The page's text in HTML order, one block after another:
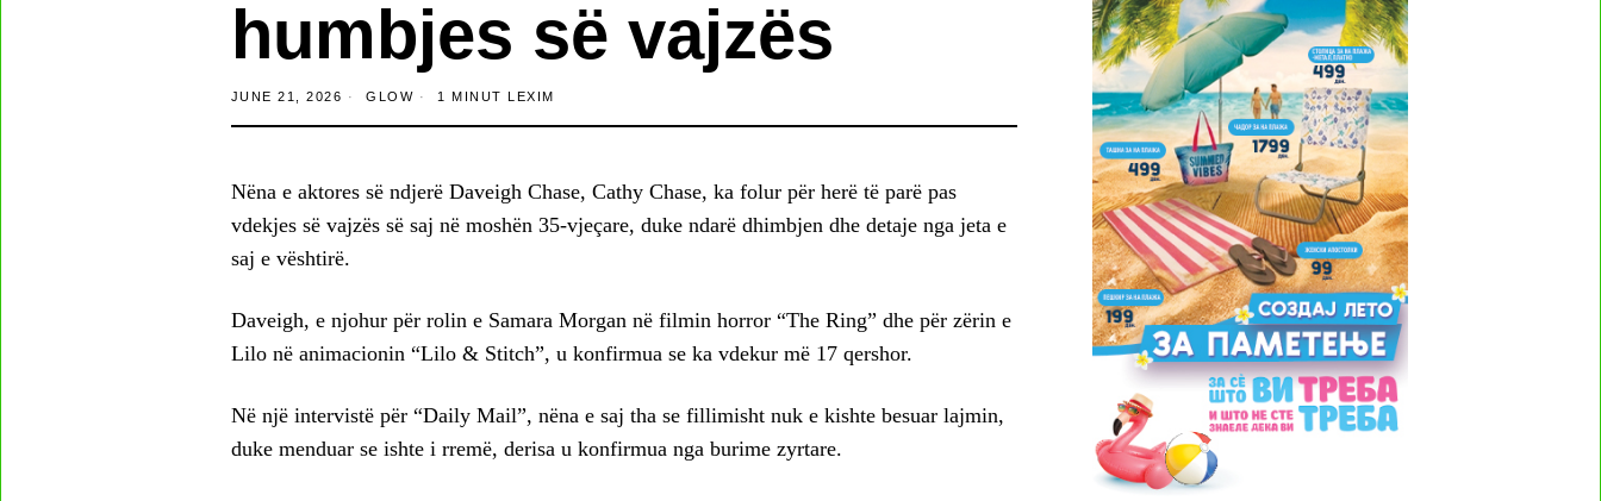
humbjes së vajzës
JUNE 21, 2026 GLOW 1 MINUT LEXIM
Nëna e aktores së ndjerë Daveigh Chase, Cathy Chase, ka folur për herë të parë pas
vdekjes së vajzës së saj në moshën 35-vjeçare, duke ndarë dhimbjen dhe detaje nga jeta e
saj e vështirë.
Daveigh, e njohur për rolin e Samara Morgan në filmin horror “The Ring” dhe për zërin e
Lilo në animacionin “Lilo & Stitch”, u konfirmua se ka vdekur më 17 qershor.
Në një intervistë për “Daily Mail”, nëna e saj tha se fillimisht nuk e kishte besuar lajmin,
duke menduar se ishte i rremë, derisa u konfirmua nga burime zyrtare.